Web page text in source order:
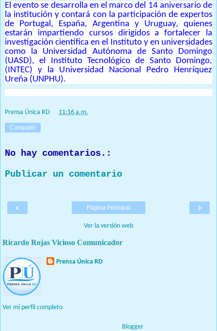
El evento se desarrolla en el marco del 14 aniversario de
la institución y contará con la participación de expertos
de Portugal, España, Argentina y Uruguay, quienes
estarán impartiendo cursos dirigidos a fortalecer la
investigación científica en el Instituto y en universidades
como la Universidad Autónoma de Santo Domingo
(UASD), el Instituto Tecnológico de Santo Domingo,
(INTEC) y la Universidad Nacional Pedro Henríquez
Ureña (UNPHU).
Prensa Única RD 11:16 a.m.
Compartir
No hay comentarios.:
Publicar un comentario
‹ ›
Página Principal
Ver la versión web
Ricardo Rojas Vicioso Comunicador
Prensa Única RD
Ver mi perfil completo
Blogger.